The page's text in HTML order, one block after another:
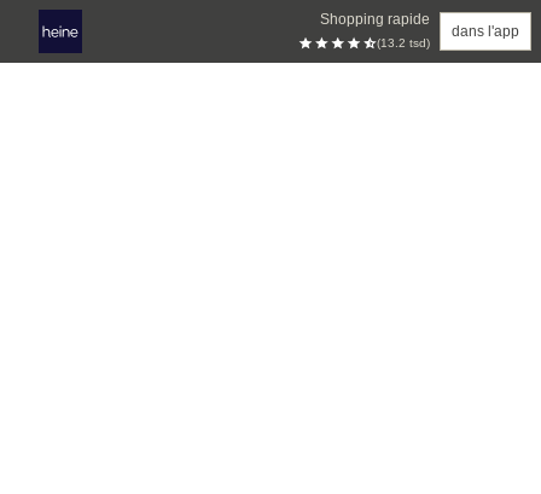
Shopping rapide
(13.2 tsd)
dans l'app